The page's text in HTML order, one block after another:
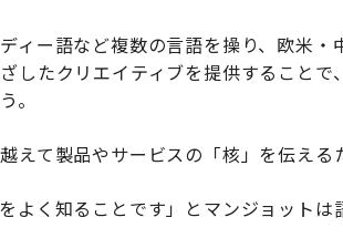
ィー語など複数の言語を操り、欧米
したクリエイティブを提供すること
。
えて製品やサービスの「核」を伝える
よく知ることです」とマンジョットは